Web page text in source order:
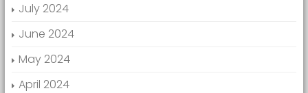
July 2024
June 2024
May 2024
April 2024